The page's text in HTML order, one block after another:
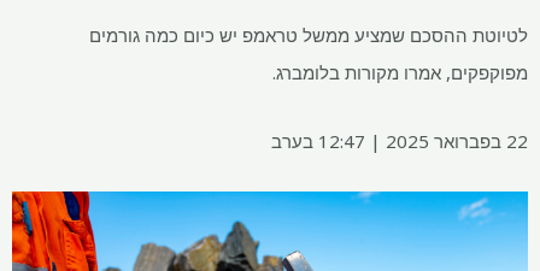
לטיוטת ההסכם שמציע ממשל טראמפ יש כיום כמה גורמים
מפוקפקים, אמרו מקורות בלומברג.
22 בפברואר 2025 | 12:47 בערב